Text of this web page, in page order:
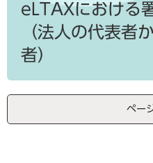
eLTAXにおける
（法人の代表者
者）
ペー